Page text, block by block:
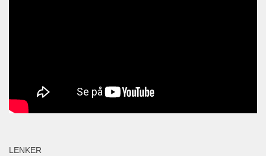
LENKER